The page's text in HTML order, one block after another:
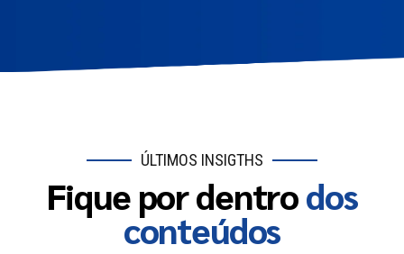
ÚLTIMOS INSIGTHS
Fique por dentrodos
conteúdos